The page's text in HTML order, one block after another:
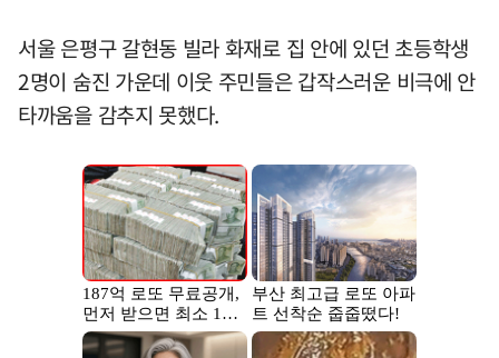
서울 은평구 갈현동 빌라 화재로 집 안에 있던 초등학생
2명이 숨진 가운데 이웃 주민들은 갑작스러운 비극에 안
타까움을 감추지 못했다.